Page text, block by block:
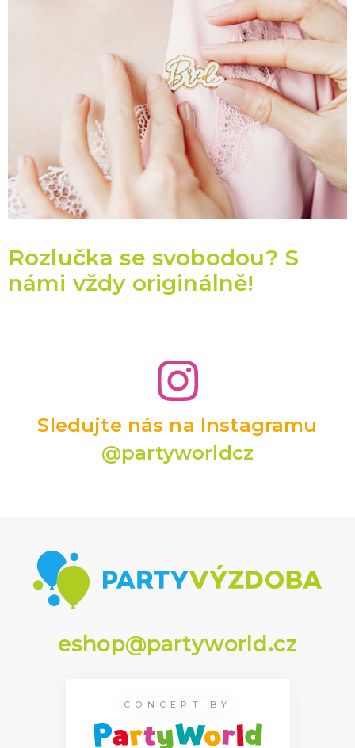
Rozlučka se svobodou? S
námi vždy originálně!
Sledujte nás na Instagramu
@partyworldcz
eshop@partyworld.cz
CONCEPT BY